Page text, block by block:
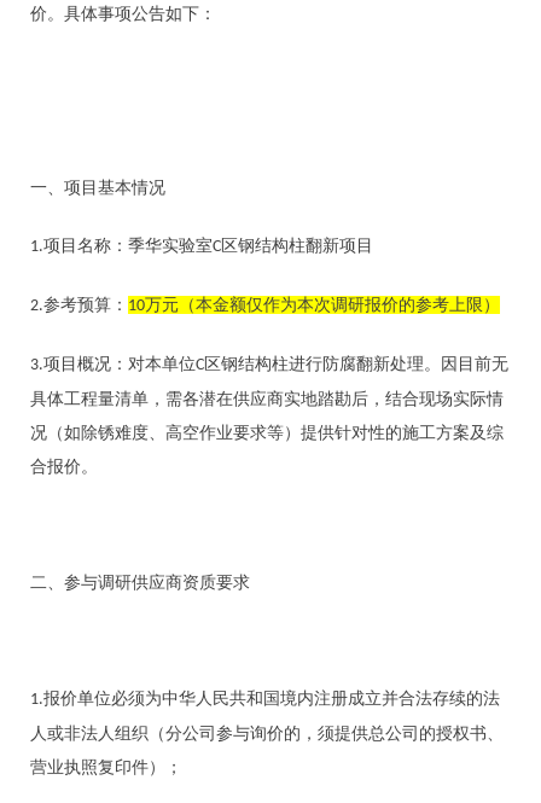
价。具体事项公告如下：
一、 项目基本情况
1.项目名称： 季华实验室C 区钢结构柱翻新项目
2.参考预算： 10万元 （本金额仅作为本次调研报价的参考上限）
3.项目概况： 对本单位C 区钢结构柱进行防腐翻新处理。因目前无
具体工程量清单，需各潜在供应商实地踏勘后，结合现场实际情
况（如除锈难度、高空作业要求等）提供针对性的施工方案及综
合报价。
二、 参与调研供应商资质要求
1.报价单位必须为中华人民共和国境内注册成立并合法存续的法
人或非法人组织 （分公司参与询价的，须提供总公司的授权书、
营业执照复印件） ；